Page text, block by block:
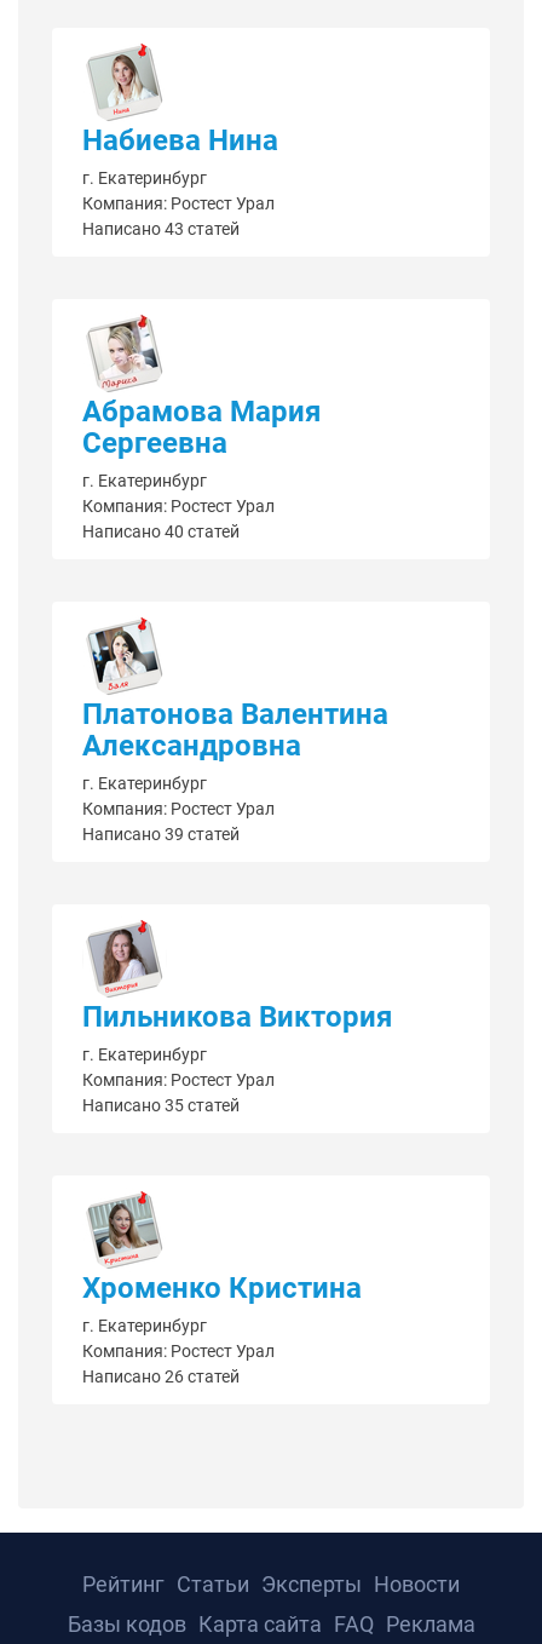
Набиева Нина
г. Екатеринбург
Компания: Ростест Урал
Написано 43 статей
Абрамова Мария
Сергеевна
г. Екатеринбург
Компания: Ростест Урал
Написано 40 статей
Платонова Валентина
Александровна
г. Екатеринбург
Компания: Ростест Урал
Написано 39 статей
Пильникова Виктория
г. Екатеринбург
Компания: Ростест Урал
Написано 35 статей
Хроменко Кристина
г. Екатеринбург
Компания: Ростест Урал
Написано 26 статей
Рейтинг Статьи Эксперты Новости
Базы кодов Карта сайта FAQ Реклама